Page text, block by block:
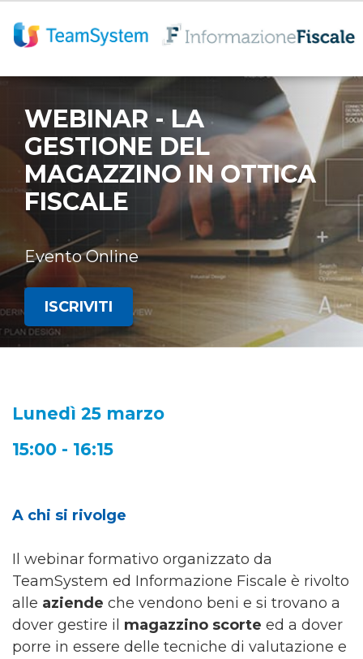
WEBINAR - LA
GESTIONE DEL
MAGAZZINO IN OTTICA
FISCALE
Evento Online
ISCRIVITI
Lunedì 25 marzo
15:00 - 16:15
A chi si rivolge
Il webinar formativo organizzato da
TeamSystem ed Informazione Fiscale è rivolto
alle aziende che vendono beni e si trovano a
dover gestire il magazzino scorte ed a dover
porre in essere delle tecniche di valutazione e